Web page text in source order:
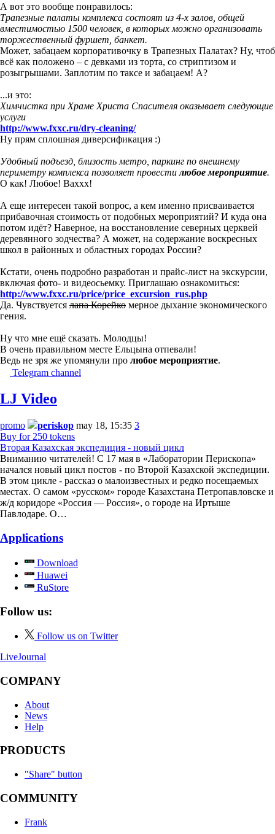
А вот это вообще понравилось:
Трапезные палаты комплекса состоят из 4-х залов, общей
вместимостью 1500 человек, в которых можно организовать
торжественный фуршет, банкет.
Может, забацаем корпоративочку в Трапезных Палатах? Ну, чтоб
всё как положено – с девками из торта, со стриптизом и
розыгрышами. Заплотим по таксе и забацаем! А?
...и это:
Химчистка при Храме Христа Спасителя оказывает следующие
услуги
http://www.fxxc.ru/dry-cleaning/
Ну прям сплошная диверсификация :)
Удобный подъезд, близость метро, паркинг по внешнему
периметру комплекса позволяет провестилюбое мероприятие.
О как! Любое! Ваххх!
А еще интересен такой вопрос, а кем именно присваивается
прибавочная стоимость от подобных мероприятий? И куда она
потом идёт? Наверное, на восстановление северных церквей
деревянного зодчества? А может, на содержание воскресных
школ в районных и областных городах России?
Кстати, очень подробно разработан и прайс-лист на экскурсии,
включая фото- и видеосьемку. Приглашаю ознакомиться:
http://www.fxxc.ru/price/price_excursion_rus.php
Да. Чувствуется лапа Корейко мерное дыхание экономического
гения.
Ну что мне ещё сказать. Молодцы!
В очень правильном месте Ельцына отпевали!
Ведь не зря же упомянули про любое мероприятие.
Telegram channel
LJ Video
promo periskop may 18, 15:35 3
Buy for 250 tokens
Вторая Казахская экспедиция - новый цикл
Вниманию читателей! С 17 мая в «Лаборатории Перископа»
начался новый цикл постов - по Второй Казахской экспедиции.
В этом цикле - рассказ о малоизвестных и редко посещаемых
местах. О самом «русском» городе Казахстана Петропавловске и
ж/д коридоре «Россия — Россия», о городе на Иртыше
Павлодаре. О…
Applications
Download
Huawei
RuStore
Follow us:
Follow us on Twitter
LiveJournal
COMPANY
About
News
Help
PRODUCTS
"Share" button
COMMUNITY
Frank